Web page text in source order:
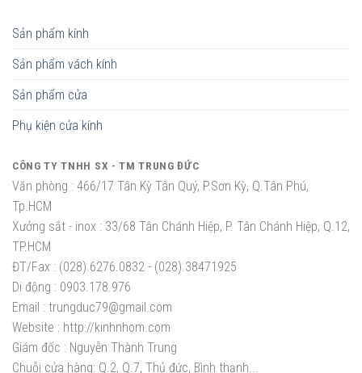
Sản phẩm kính
Sản phẩm vách kính
Sản phẩm cửa
Phụ kiện cửa kính
CÔNG TY TNHH SX - TM TRUNG ĐỨC
Văn phòng : 466/17 Tân Kỳ Tân Quý, P.Sơn Kỳ, Q.Tân Phú,
Tp.HCM
Xưởng sắt - inox : 33/68 Tân Chánh Hiệp, P. Tân Chánh Hiệp, Q.12,
TP.HCM
ĐT/Fax : (028).6276.0832 - (028).38471925
Di động : 0903.178.976
Email : trungduc79@gmail.com
Website : http://kinhnhom.com
Giám đốc : Nguyễn Thành Trung
Chuỗi cửa hàng: Q.2, Q.7, Thủ đức, Bình thạnh...